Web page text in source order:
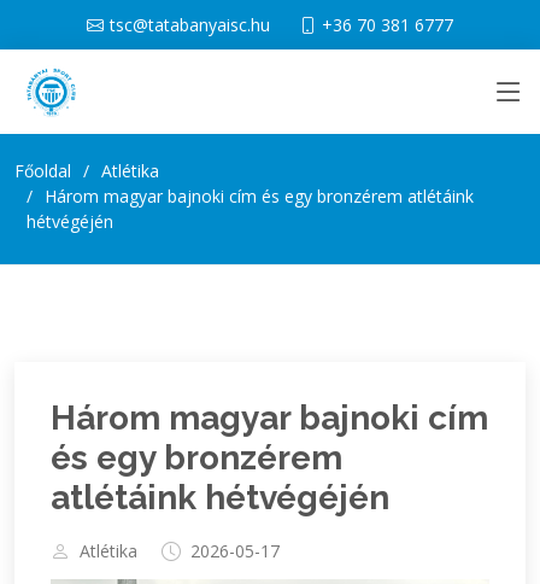
tsc@tatabanyaisc.hu +36 70 381 6777
Főoldal
Atlétika
Három magyar bajnoki cím és egy bronzérem atlétáink
hétvégéjén
Három magyar bajnoki cím
és egy bronzérem
atlétáink hétvégéjén
Atlétika 2026-05-17